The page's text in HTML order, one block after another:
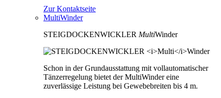
Zur Kontaktseite
MultiWinder
STEIGDOCKENWICKLER MultiWinder
Schon in der Grundausstattung mit vollautomatischer
Tänzerregelung bietet der MultiWinder eine
zuverlässige Leistung bei Gewebebreiten bis 4 m.